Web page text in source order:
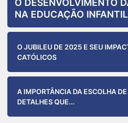
O DESENVOLVIMENTO
NA EDUCAÇÃO
O JUBILEU DE 2025 E SEU
CATÓLICOS
A IMPORTÂNCIA DA ESCOLHA
DETALHES QUE...